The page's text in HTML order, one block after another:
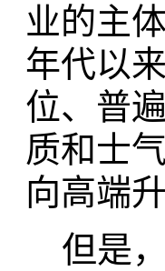
业的主
年代以
位、普
质和士
向高端升
但是，